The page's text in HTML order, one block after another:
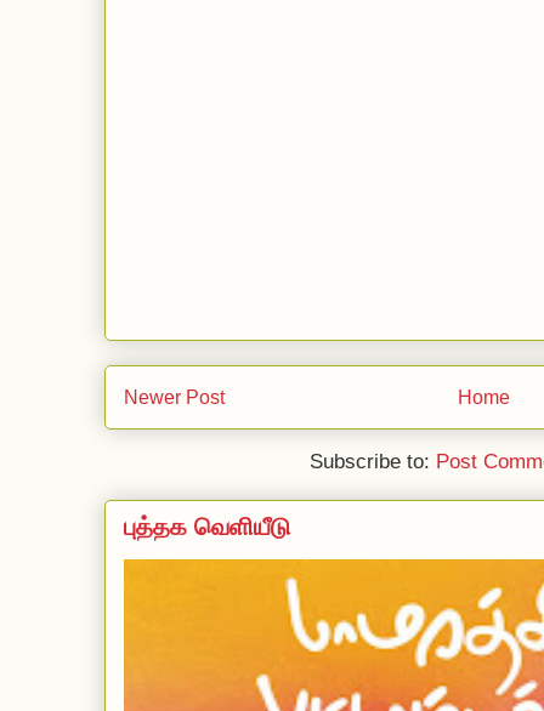
Newer Post Home
Subscribe to: Post
புத்தக வெளியீடு